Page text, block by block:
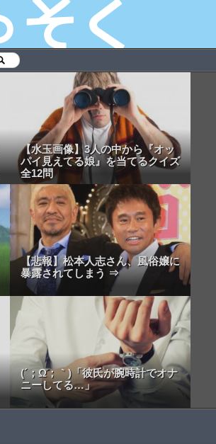
【水玉画像】3人の中から『オッ
パイ見えてる娘』を当てるクイズ
全12問
【悲報】松本人志さん、風俗嬢に
暴露されてしまう ⇒
(´；Ω；｀)「彼氏が腕時計でオナ
ニーしてる…」